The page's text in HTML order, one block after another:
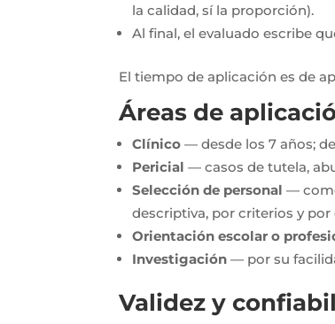
la calidad, sí la proporción).
Al final, el evaluado escribe
El tiempo de aplicación es de
Áreas de
Clínico — desde los 7 años;
Pericial — casos de tutela,
Selección de personal —
descriptiva, por criterios y por
Orientación escolar o
Investigación — por su
Validez y